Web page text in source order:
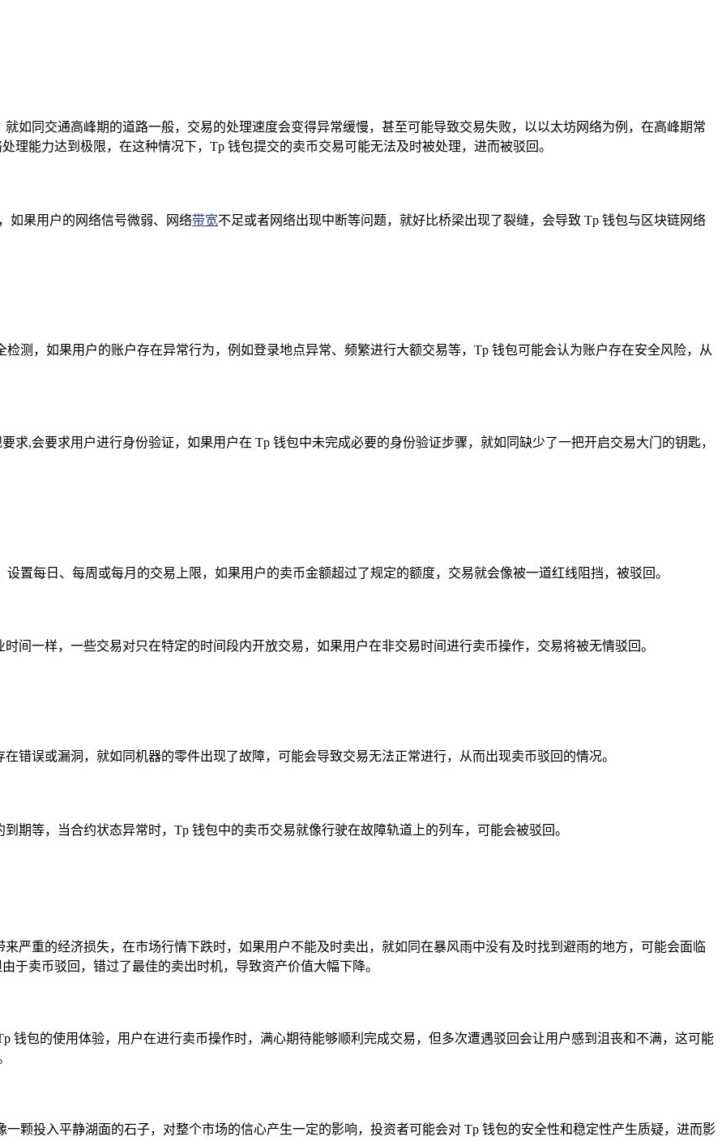
如同交通高峰期的道路一般，交易的处理速度会变得异常缓慢，甚至可能导致交易失败，以以太坊网络为例，在高峰期常
理能力达到极限，在这种情况下，Tp 钱包提交的卖币交易可能无法及时被处理，进而被驳回。
如果用户的网络信号微弱、网络带宽不足或者网络出现中断等问题，就好比桥梁出现了裂缝，会导致 Tp 钱包与区块链网络
测，如果用户的账户存在异常行为，例如登录地点异常、频繁进行大额交易等，Tp 钱包可能会认为账户存在安全风险，从
求,会要求用户进行身份验证，如果用户在 Tp 钱包中未完成必要的身份验证步骤，就如同缺少了一把开启交易大门的钥匙，
置每日、每周或每月的交易上限，如果用户的卖币金额超过了规定的额度，交易就会像被一道红线阻挡，被驳回。
间一样，一些交易对只在特定的时间段内开放交易，如果用户在非交易时间进行卖币操作，交易将被无情驳回。
错误或漏洞，就如同机器的零件出现了故障，可能会导致交易无法正常进行，从而出现卖币驳回的情况。
期等，当合约状态异常时，Tp 钱包中的卖币交易就像行驶在故障轨道上的列车，可能会被驳回。
严重的经济损失，在市场行情下跌时，如果用户不能及时卖出，就如同在暴风雨中没有及时找到避雨的地方，可能会面临
于卖币驳回，错过了最佳的卖出时机，导致资产价值大幅下降。
钱包的使用体验，用户在进行卖币操作时，满心期待能够顺利完成交易，但多次遭遇驳回会让用户感到沮丧和不满，这可能
颗投入平静湖面的石子，对整个市场的信心产生一定的影响，投资者可能会对 Tp 钱包的安全性和稳定性产生质疑，进而影